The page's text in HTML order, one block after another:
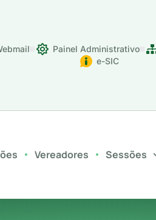
Painel Administrativo
e-SIC
Vereadores Sessões